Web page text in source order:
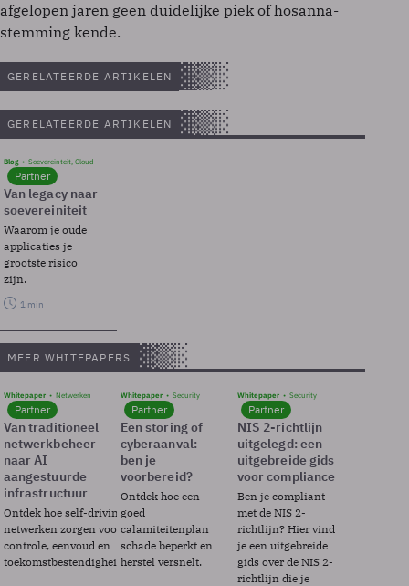
afgelopen jaren geen duidelijke piek of hosanna-
stemming kende.
GERELATEERDE ARTIKELEN
GERELATEERDE ARTIKELEN
Blog Soevereinteit, Cloud
Partner
Van legacy naar
soevereiniteit
Waarom je oude
applicaties je
grootste risico
zijn.
1 min
MEER WHITEPAPERS
Whitepaper Netwerken
Partner
Van traditioneel
netwerkbeheer
naar AI
aangestuurde
infrastructuur
Ontdek hoe self-driving
netwerken zorgen voor
controle, eenvoud en
toekomstbestendigheid.
Whitepaper Security
Partner
Een storing of
cyberaanval:
ben je
voorbereid?
Ontdek hoe een
goed
calamiteitenplan
schade beperkt en
herstel versnelt.
Whitepaper Security
Partner
NIS 2-richtlijn
uitgelegd: een
uitgebreide gids
voor compliance
Ben je compliant
met de NIS 2-
richtlijn? Hier vind
je een uitgebreide
gids over de NIS 2-
richtlijn die je